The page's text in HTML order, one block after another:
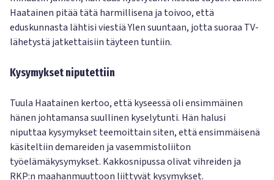
Haatainen pitää tätä harmillisena ja toivoo, että
eduskunnasta lähtisi viestiä Ylen suuntaan, jotta suoraa TV-
lähetystä jatkettaisiin täyteen tuntiin.
Kysymykset niputettiin
Tuula Haatainen kertoo, että kyseessä oli ensimmäinen
hänen johtamansa suullinen kyselytunti. Hän halusi
niputtaa kysymykset teemoittain siten, että ensimmäisenä
käsiteltiin demareiden ja vasemmistoliiton
työelämäkysymykset. Kakkosnipussa olivat vihreiden ja
RKP:n maahanmuuttoon liittyvät kysymykset.